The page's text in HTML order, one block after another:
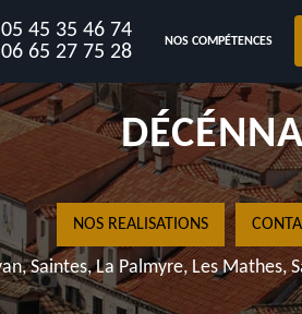
05 45 35 46 74
06 65 27 75 28
NOS COMPÉTENCES